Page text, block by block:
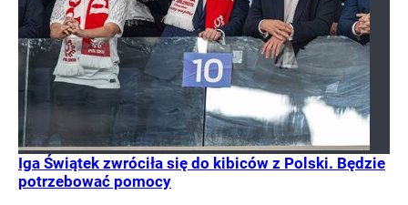
Iga Świątek zwróciła się do kibiców z Polski. Będzie
potrzebować pomocy